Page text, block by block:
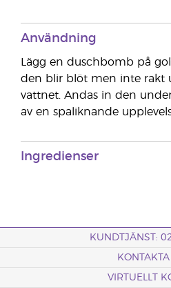
Användning
Lägg en duschbomb på
den blir blöt men inte rakt
vattnet. Andas in den
av en spaliknande
Ingredienser
KUNDTJÄNST:
VIRTUELLT